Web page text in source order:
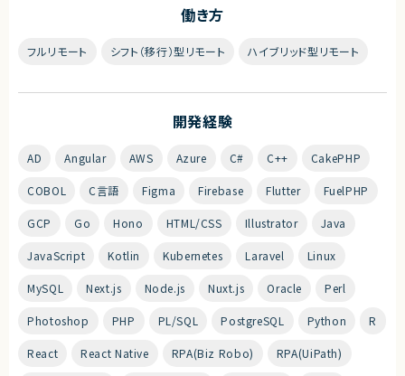
働き方
フルリモート シフト（移行）型リモート ハイブリッド型リモート
開発経験
AD Angular AWS Azure C# C++ CakePHP
COBOL C言語 Figma Firebase Flutter FuelPHP
GCP Go Hono HTML/CSS Illustrator Java
JavaScript Kotlin Kubernetes Laravel Linux
MySQL Next.js Node.js Nuxt.js Oracle Perl
Photoshop PHP PL/SQL PostgreSQL Python R
React React Native RPA(Biz Robo) RPA(UiPath)